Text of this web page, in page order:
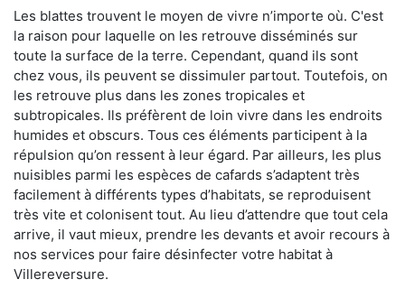
Les blattes trouvent le moyen de vivre n’importe où. C'est
la raison pour laquelle on les retrouve disséminés sur
toute la surface de la terre. Cependant, quand ils sont
chez vous, ils peuvent se dissimuler partout. Toutefois, on
les retrouve plus dans les zones tropicales et
subtropicales. Ils préfèrent de loin vivre dans les endroits
humides et obscurs. Tous ces éléments participent à la
répulsion qu’on ressent à leur égard. Par ailleurs, les plus
nuisibles parmi les espèces de cafards s’adaptent très
facilement à différents types d’habitats, se reproduisent
très vite et colonisent tout. Au lieu d’attendre que tout cela
arrive, il vaut mieux, prendre les devants et avoir recours à
nos services pour faire désinfecter votre habitat à
Villereversure.